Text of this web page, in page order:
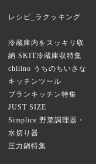
レシピ_ラクッキング
冷蔵庫内をスッキリ収
納 SKIT冷蔵庫収特集
chiiino うちのちいさな
キッチンツール
ブランキッチン特集
JUST SIZE
Simplice 野菜調理器・
水切り器
圧力鍋特集